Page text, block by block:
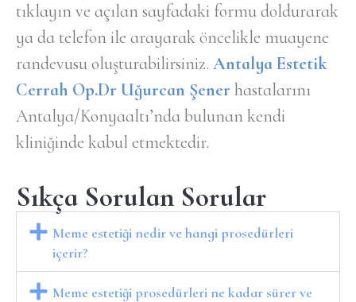
tıklayın ve açılan sayfadaki formu doldurarak
ya da telefon ile arayarak öncelikle muayene
randevusu oluşturabilirsiniz. Antalya Estetik
Cerrah Op.Dr Uğurcan Şener hastalarını
Antalya/Konyaaltı’nda bulunan kendi
kliniğinde kabul etmektedir.
Sıkça Sorulan Sorular
Meme estetiği nedir ve hangi prosedürleri
içerir?
Meme estetiği prosedürleri ne kadar sürer ve